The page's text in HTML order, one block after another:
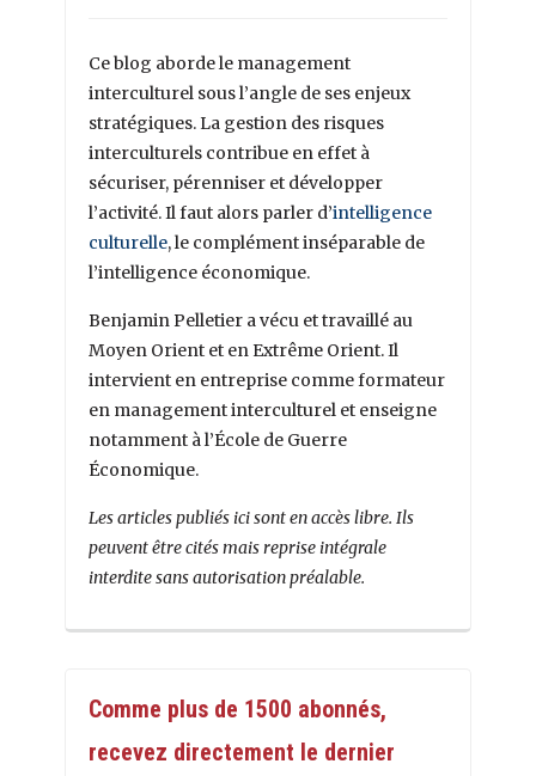
Ce blog aborde le management
interculturel sous l’angle de ses enjeux
stratégiques. La gestion des risques
interculturels contribue en effet à
sécuriser, pérenniser et développer
l’activité. Il faut alors parler d’intelligence
culturelle, le complément inséparable de
l’intelligence économique.
Benjamin Pelletier a vécu et travaillé au
Moyen Orient et en Extrême Orient. Il
intervient en entreprise comme formateur
en management interculturel et enseigne
notamment à l’École de Guerre
Économique.
Les articles publiés ici sont en accès libre. Ils
peuvent être cités mais reprise intégrale
interdite sans autorisation préalable.
Comme plus de 1500 abonnés,
recevez directement le dernier